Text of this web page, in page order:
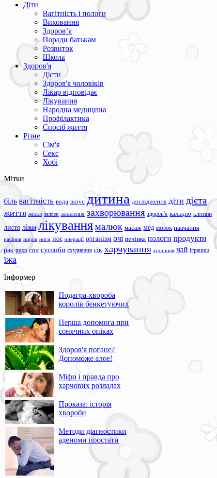
Діти
Вагітність і пологи
Виховання
Здоров’я
Поради батькам
Розвиток
Школа
Здоров'я
Дієти
Здоров'я чоловіків
Лікар відповідає
Лікування
Народна медицина
Профілактика
Спосіб життя
Різне
Сім'я
Секс
Хобі
Мітки
біль вагітність вода вірус дитина дослідження діти дієта
життя жінки залози запалення захворювання здоров'я кальцію клітини
листя ліки лікуваннямалюк масаж мед мозок навчання
насіння нирок ноги нос операції організм очі печінка пологи продукти
рак руки сон суглоби схуднення сік харчування хропіння чай іграшки
їжа
Інформер
Подагра-хвороба
королів бенкетуючих
Перша допомога при
сонячних опіках
Здоров'я погане?
Допоможе алое!
Міфи і правда про
харчових розладах
Проказа: історія
хвороби
Методи діагностики
аденоми простати